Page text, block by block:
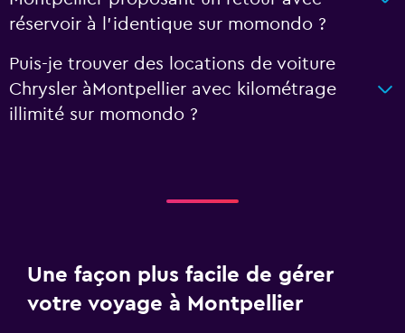
réservoir à l'identique sur momondo ?
Puis-je trouver des locations de voiture
Chrysler àMontpellier avec kilométrage
illimité sur momondo ?
Une façon plus facile de gérer
votre voyage à Montpellier